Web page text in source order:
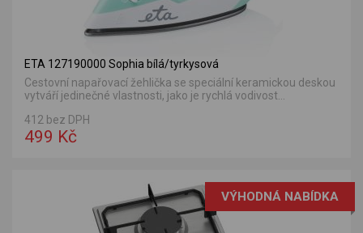
ETA 127190000 Sophia bílá/tyrkysová
Cestovní napařovací žehlička se speciální keramickou deskou
vytváří jedinečné vlastnosti, jako je rychlá vodivost...
412 bez DPH
499 Kč
VÝHODNÁ NABÍDKA